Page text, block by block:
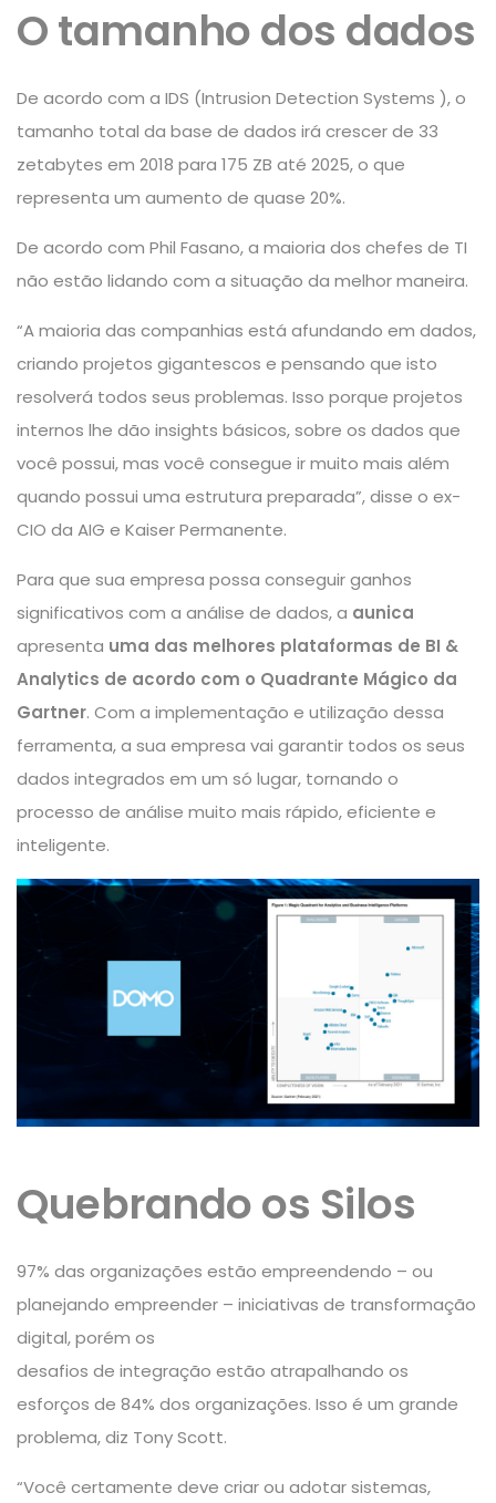
O tamanho dos dados
De acordo com a IDS (Intrusion Detection Systems ), o
tamanho total da base de dados irá crescer de 33
zetabytes em 2018 para 175 ZB até 2025, o que
representa um aumento de quase 20%.
De acordo com Phil Fasano, a maioria dos chefes de TI
não estão lidando com a situação da melhor maneira.
“A maioria das companhias está afundando em dados,
criando projetos gigantescos e pensando que isto
resolverá todos seus problemas. Isso porque projetos
internos lhe dão insights básicos, sobre os dados que
você possui, mas você consegue ir muito mais além
quando possui uma estrutura preparada”, disse o ex-
CIO da AIG e Kaiser Permanente.
Para que sua empresa possa conseguir ganhos
significativos com a análise de dados, a aunica
apresenta uma das melhores plataformas de BI &
Analytics de acordo com o Quadrante Mágico da
Gartner. Com a implementação e utilização dessa
ferramenta, a sua empresa vai garantir todos os seus
dados integrados em um só lugar, tornando o
processo de análise muito mais rápido, eficiente e
inteligente.
Quebrando os Silos
97% das organizações estão empreendendo – ou
planejando empreender – iniciativas de transformação
digital, porém os
desafios de integração estão atrapalhando os
esforços de 84% dos organizações. Isso é um grande
problema, diz Tony Scott.
“Você certamente deve criar ou adotar sistemas,